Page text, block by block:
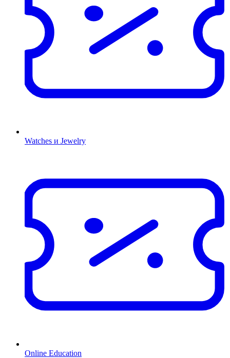
Watches и Jewelry
Online Education